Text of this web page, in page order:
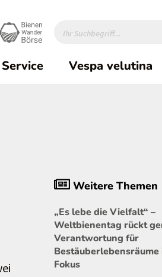
Service Vespa velutina
Weitere Themen
„Es lebe die Vielfalt“ –
Weltbienentag rückt
Verantwortung für
Bestäuberlebensräume
Fokus